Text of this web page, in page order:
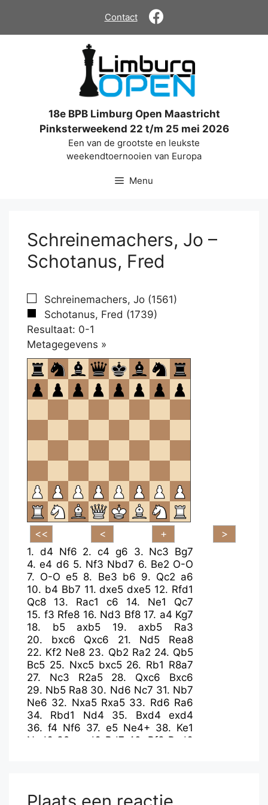
de
Contact
18e BPB Limburg Open Maastricht
Pinksterweekend 22 t/m 25 mei 2026
Een van de grootste en leukste
weekendtoernooien van Europa
Menu
Schreinemachers, Jo –
Schotanus, Fred
Schreinemachers, Jo (1561)
Schotanus, Fred (1739)
Resultaat: 0-1
Metagegevens »
om
te
openen.
1. d4 Nf6 2. c4 g6 3. Nc3 Bg7
4.e4 d6 5. Nf3 Nbd7 6. Be2 O-O
7. O-O e5 8. Be3 b6 9. Qc2 a6
10. b4 Bb7 11.dxe5 dxe5 12. Rfd1
Qc8
13. Rac1 c6 14. Ne1
Qc7
15. f3 Rfe8 16. Nd3 Bf8 17. a4 Kg7
18. b5 axb5 19. axb5
Ra3
20. bxc6 Qxc6 21. Nd5
Rea8
22. Kf2 Ne8 23. Qb2 Ra2 24. Qb5
Bc5 25. Nxc5 bxc5 26. Rb1 R8a7
27. Nc3 R2a5 28. Qxc6
Bxc6
29. Nb5 Ra8 30. Nd6 Nc7 31. Nb7
Ne6 32. Nxa5 Rxa5 33. Rd6 Ra6
34. Rbd1 Nd4 35. Bxd4
exd4
36. f4 Nf6 37. e5 Ne4+ 38. Ke1
Nxd6 39. exd6 Bd7 40. Bf3 Rxd6